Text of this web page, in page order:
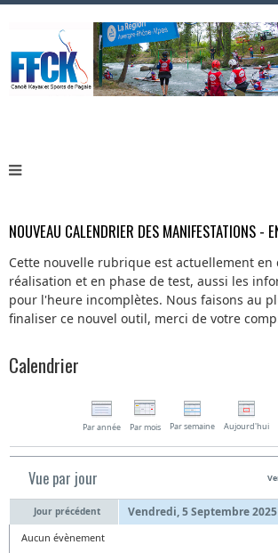
NOUVEAU CALENDRIER DES MANIFESTATIONS -
Cette nouvelle rubrique est actuellement en
réalisation et en phase de test, aussi les
pour l'heure incomplètes. Nous faisons au
finaliser ce nouvel outil, merci de votre
Calendrier
Par année Par mois Par semaine Aujourd'hui
Vue par jour
Jour précédent Vendredi, 5 Septembre 2025
Aucun évènement